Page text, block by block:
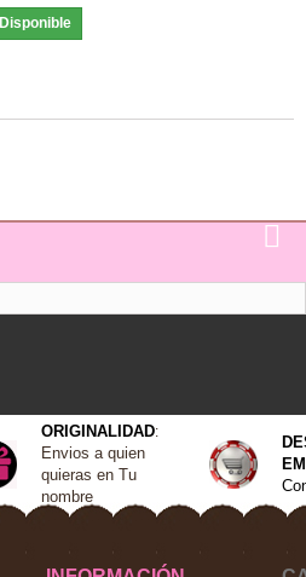
Disponible
ORIGINALIDAD:
Envios a quien
quieras en Tu
nombre